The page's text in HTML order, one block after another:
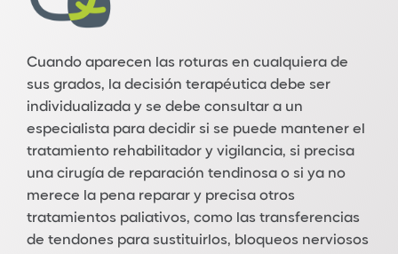
Cuando aparecen las roturas en cualquiera de
sus grados, la decisión terapéutica debe ser
individualizada y se debe consultar a un
especialista para decidir si se puede mantener el
tratamiento rehabilitador y vigilancia, si precisa
una cirugía de reparación tendinosa o si ya no
merece la pena reparar y precisa otros
tratamientos paliativos, como las transferencias
de tendones para sustituirlos, bloqueos nerviosos